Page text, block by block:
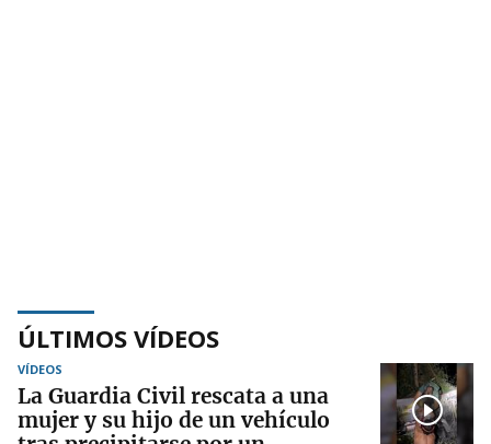
ÚLTIMOS VÍDEOS
VÍDEOS
La Guardia Civil rescata a una
mujer y su hijo de un vehículo